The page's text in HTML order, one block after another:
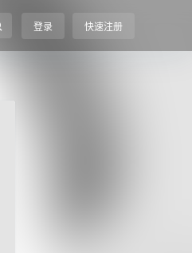
登录 快速注册